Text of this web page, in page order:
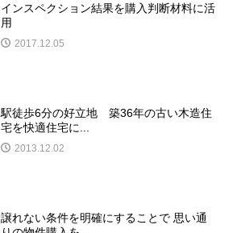
インスペクション結果を購入判断材料に活
用
2017.12.05
駅徒歩6分の好立地 築36年の古い木造住
宅を快適住宅に...
2013.12.02
譲れない条件を明確にすることで 思い通